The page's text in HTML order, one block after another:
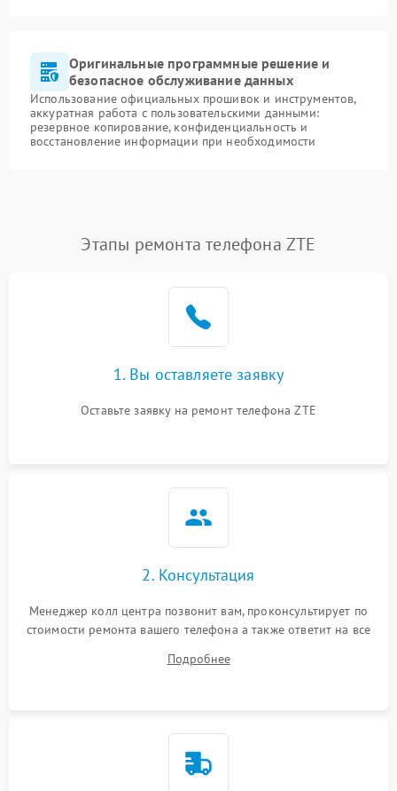
Оригинальные программные решение и
безопасное обслуживание данных
Использование официальных прошивок и инструментов,
аккуратная работа с пользовательскими данными:
резервное копирование, конфиденциальность и
восстановление информации при необходимости
Этапы ремонта телефона ZTE
1. Вы оставляете заявку
Оставьте заявку на ремонт телефона ZTE
2. Консультация
Менеджер колл центра позвонит вам, проконсультирует по
стоимости ремонта вашего телефона а также ответит на все
Подробнее